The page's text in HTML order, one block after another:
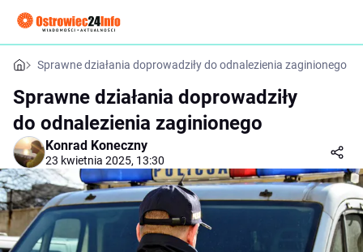
Sprawne działania doprowadziły do odnalezienia zaginionego
Sprawne działania doprowadziły
do odnalezienia zaginionego
Konrad Koneczny
23 kwietnia 2025, 13:30